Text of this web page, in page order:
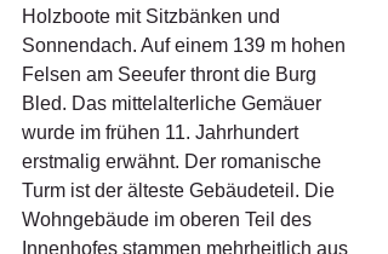
Holzboote mit Sitzbänken und
Sonnendach. Auf einem 139 m hohen
Felsen am Seeufer thront die Burg
Bled. Das mittelalterliche Gemäuer
wurde im frühen 11. Jahrhundert
erstmalig erwähnt. Der romanische
Turm ist der älteste Gebäudeteil. Die
Wohngebäude im oberen Teil des
Innenhofes stammen mehrheitlich aus